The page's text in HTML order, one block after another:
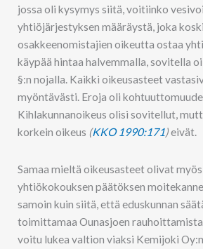
jossa oli kysymys siitä, voitiinko
yhtiöjärjestyksen määräystä, joka
osakkeenomistajien oikeutta ostaa
käypää hintaa halvemmalla, sovitella
§:n nojalla. Kaikki oikeusasteet
myöntävästi. Eroja oli
Kihlakunnanoikeus olisi sovitellut,
korkein oikeus (KKO 1990:171)eivät.
Samaa mieltä oikeusasteet olivat
yhtiökokouksen päätöksen
samoin kuin siitä, että eduskunnan
toimittamaa Ounasjoen
voitu lukea valtion viaksi Kemijoki Oy:n